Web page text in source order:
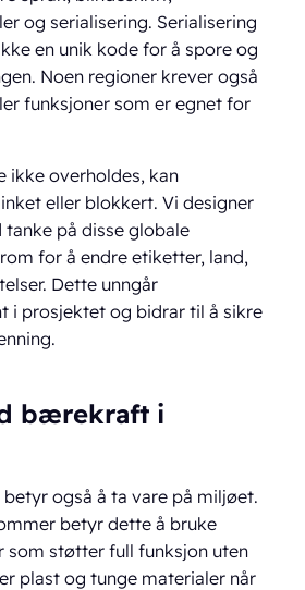
og serialisering. Serialisering
en unik kode for å spore og
Noen regioner krever også
funksjoner som er egnet for
ikke overholdes, kan
eller blokkert. Vi designer
på disse globale
for å endre etiketter, land,
Dette unngår
i prosjektet og bidrar til å sikre
bærekraft i
også å ta vare på miljøet.
betyr dette å bruke
som støtter full funksjon uten
plast og tunge materialer når